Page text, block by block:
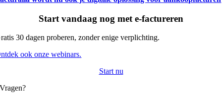
Start vandaag nog met e-factureren
30 dagen proberen, zonder enige verplichting.
ook onze webinars.
Start nu
Vragen?